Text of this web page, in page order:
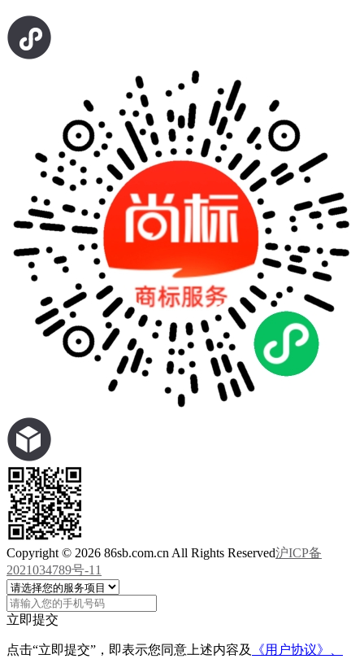
Copyright © 2026 86sb.com.cn All Rights Reserved沪ICP备
2021034789号-11
立即提交
点击“立即提交”，即表示您同意上述内容及
《用户协议》、